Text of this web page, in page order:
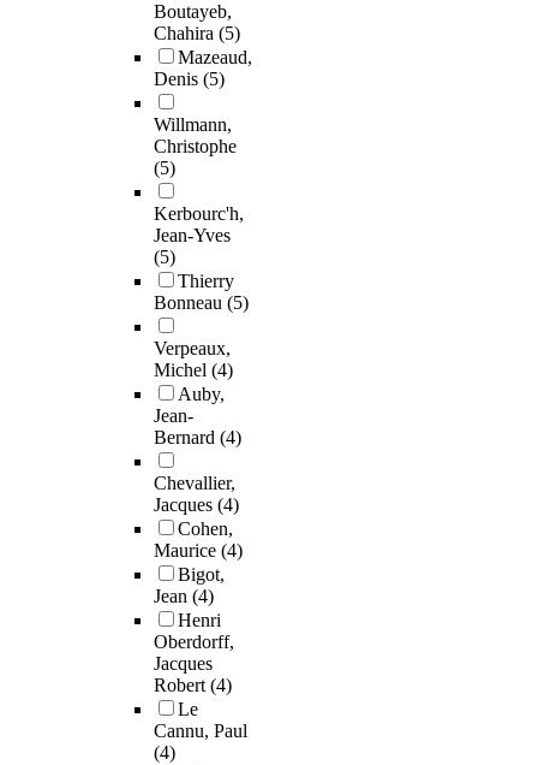
Boutayeb,
Chahira (5)
Mazeaud,
Denis (5)
Willmann,
Christophe
(5)
Kerbourc'h,
Jean-Yves
(5)
Thierry
Bonneau (5)
Verpeaux,
Michel (4)
Auby,
Jean-
Bernard (4)
Chevallier,
Jacques (4)
Cohen,
Maurice (4)
Bigot,
Jean (4)
Henri
Oberdorff,
Jacques
Robert(4)
Le
Cannu, Paul
(4)